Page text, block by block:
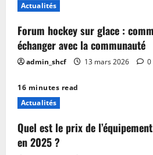
Actualités
Forum hockey sur glace :
échanger avec la communauté
admin_shcf 13 mars 2026 0
16 minutes read
Actualités
Quel est le prix de
en 2025 ?